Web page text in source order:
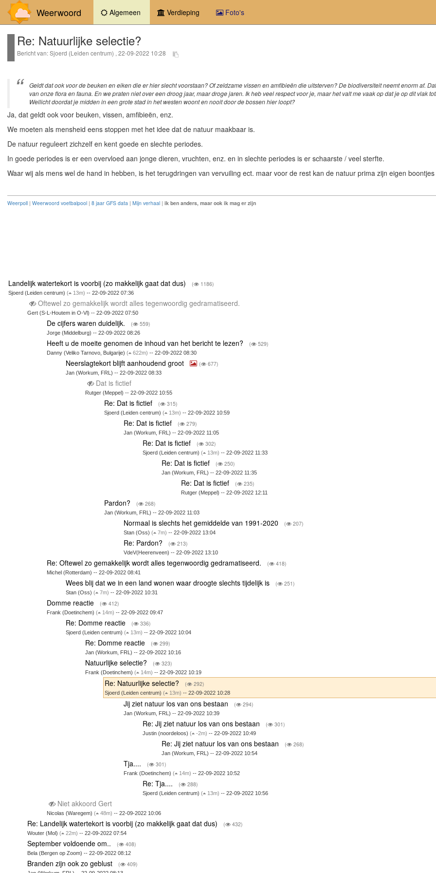
Weerwoord Algemeen (current)Verdieping Foto's
Re: Natuurlijke selectie?
Bericht van: Sjoerd (Leiden centrum) , 22-09-2022 10:28
Geldt dat ook voor de beuken en eiken die er hier slecht voorstaan? Of zeldzame vissen en amfibieën die uitsterven? De biodiversiteit neemt enorm af.
van onze flora en fauna. En we praten niet over een droog jaar, maar droge jaren. Ik heb veel respect voor je, maar het valt me vaak op dat je op dit vlak
Wellicht doordat je midden in een grote stad in het westen woont en nooit door de bossen hier loopt?
Ja, dat geldt ook voor beuken, vissen, amfibieën, enz.
We moeten als mensheid eens stoppen met het idee dat de natuur maakbaar is.
De natuur reguleert zichzelf en kent goede en slechte periodes.
In goede periodes is er een overvloed aan jonge dieren, vruchten, enz. en in slechte periodes is er schaarste / veel sterfte.
Waar wij als mens wel de hand in hebben, is het terugdringen van vervuiling ect. maar voor de rest kan de natuur prima zijn eigen
Weerpoll | Weerwoord voetbalpool | 8 jaar GFS data | Mijn verhaal | ik ben anders, maar ook ik mag er zijn
Landelijk watertekort is voorbij (zo makkelijk gaat dat dus) ( 1186)
Sjoerd (Leiden centrum) ( 13m) -- 22-09-2022 07:36
Oftewel zo gemakkelijk wordt alles tegenwoordig gedramatiseerd.
Gert (S-L-Houtem in O-Vl) -- 22-09-2022 07:50
De cijfers waren duidelijk. ( 559)
Jorge (Middelburg) -- 22-09-2022 08:26
Heeft u de moeite genomen de inhoud van het bericht te lezen? ( 529)
Danny (Veliko Tarnovo, Bulgarije) ( 622m) -- 22-09-2022 08:30
Neerslagtekort blijft aanhoudend groot ( 677)
Jan (Workum, FRL) -- 22-09-2022 08:33
Dat is fictief
Rutger (Meppel) -- 22-09-2022 10:55
Re: Dat is fictief ( 315)
Sjoerd (Leiden centrum)( 13m) -- 22-09-2022 10:59
Re: Dat is fictief ( 279)
Jan (Workum, FRL) -- 22-09-2022 11:05
Re: Dat is fictief ( 302)
Sjoerd (Leiden centrum) ( 13m) -- 22-09-2022 11:33
Re: Dat is fictief ( 250)
Jan (Workum, FRL) -- 22-09-2022 11:35
Re: Dat is fictief ( 235)
Rutger (Meppel) -- 22-09-2022 12:11
Pardon? ( 268)
Jan (Workum, FRL) -- 22-09-2022 11:03
Normaal is slechts het gemiddelde van 1991-2020 ( 207)
Stan (Oss) ( 7m) -- 22-09-2022 13:04
Re: Pardon? ( 213)
VdeV(Heerenveen) -- 22-09-2022 13:10
Re: Oftewel zo gemakkelijk wordt alles tegenwoordig gedramatiseerd. ( 418)
Michel (Rotterdam) -- 22-09-2022 08:41
Wees blij dat we in een land wonen waar droogte slechts tijdelijk is ( 251)
Stan (Oss)( 7m) -- 22-09-2022 10:31
Domme reactie ( 412)
Frank (Doetinchem) ( 14m) -- 22-09-2022 09:47
Re: Domme reactie ( 336)
Sjoerd (Leiden centrum)( 13m) -- 22-09-2022 10:04
Re: Domme reactie ( 299)
Jan (Workum, FRL) -- 22-09-2022 10:16
Natuurlijke selectie? ( 323)
Frank (Doetinchem) ( 14m) -- 22-09-2022 10:19
Re: Natuurlijke selectie? ( 292)
Sjoerd (Leiden centrum)( 13m) -- 22-09-2022 10:28
Jij ziet natuur los van ons bestaan ( 294)
Jan (Workum, FRL) -- 22-09-2022 10:39
Re: Jij ziet natuur los van ons bestaan ( 301)
Justin (noordeloos) ( -2m) -- 22-09-2022 10:49
Re: Jij ziet natuur los van ons bestaan ( 268)
Jan (Workum, FRL) -- 22-09-2022 10:54
Tja.... ( 301)
Frank (Doetinchem) ( 14m) -- 22-09-2022 10:52
Re: Tja.... ( 288)
Sjoerd (Leiden centrum) ( 13m) -- 22-09-2022 10:56
Niet akkoord Gert
Nicolas (Waregem) ( 48m) -- 22-09-2022 10:06
Re: Landelijk watertekort is voorbij (zo makkelijk gaat dat dus) ( 432)
Wouter (Mol)( 22m) -- 22-09-2022 07:54
September voldoende om.. ( 408)
Bela (Bergen op Zoom) -- 22-09-2022 08:12
Branden zijn ook zo geblust ( 409)